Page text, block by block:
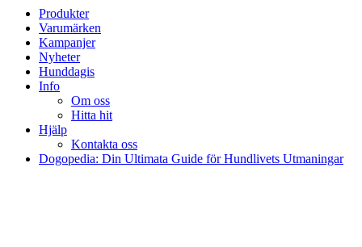
Produkter
Varumärken
Kampanjer
Nyheter
Hunddagis
Info
Om oss
Hitta hit
Hjälp
Kontakta oss
Dogopedia: Din Ultimata Guide för Hundlivets Utmaningar